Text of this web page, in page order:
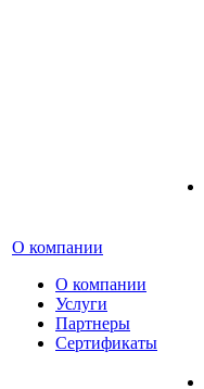
О компании
О компании
Услуги
Партнеры
Сертификаты